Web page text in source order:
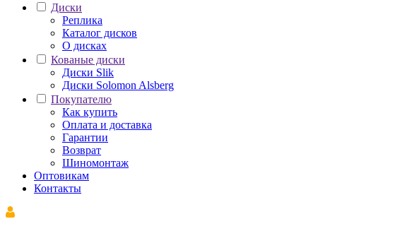
Диски
Реплика
Каталог дисков
О дисках
Кованые диски
Диски Slik
Диски Solomon Alsberg
Покупателю
Как купить
Оплата и доставка
Гарантии
Возврат
Шиномонтаж
Оптовикам
Контакты